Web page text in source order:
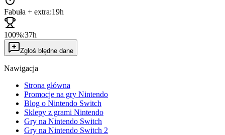
Fabuła + extra:19h
100%:37h
Zgłoś błędne dane
Nawigacja
Strona główna
Promocje na gry Nintendo
Blog o Nintendo Switch
Sklepy z grami Nintendo
Gry na Nintendo Switch
Gry na Nintendo Switch 2